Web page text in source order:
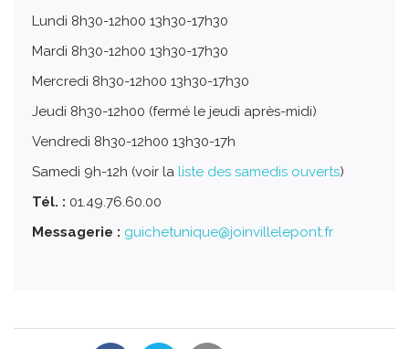
Lundi 8h30-12h00 13h30-17h30
Mardi 8h30-12h00 13h30-17h30
Mercredi 8h30-12h00 13h30-17h30
Jeudi 8h30-12h00 (fermé le jeudi après-midi)
Vendredi 8h30-12h00 13h30-17h
Samedi 9h-12h (voir la liste des samedis ouverts)
Tél. : 01.49.76.60.00
Messagerie : guichetunique@joinvillelepont.fr